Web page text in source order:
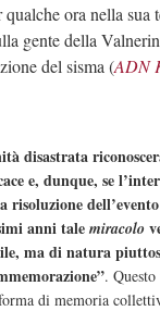
ora nella sua
gente della
del sisma (ADN
disastrata
e, dunque, se
risoluzione
anni tale miracolo
ma di natura
.
di memoria